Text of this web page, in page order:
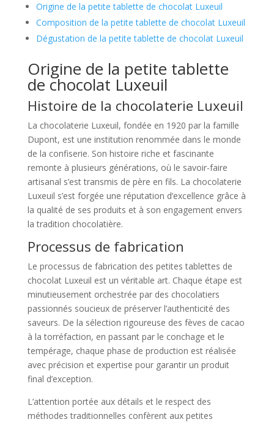
Origine de la petite tablette de chocolat Luxeuil
Composition de la petite tablette de chocolat Luxeuil
Dégustation de la petite tablette de chocolat Luxeuil
Origine de la petite tablette
de chocolat Luxeuil
Histoire de la chocolaterie Luxeuil
La chocolaterie Luxeuil, fondée en 1920 par la famille
Dupont, est une institution renommée dans le monde
de la confiserie. Son histoire riche et fascinante
remonte à plusieurs générations, où le savoir-faire
artisanal s’est transmis de père en fils. La chocolaterie
Luxeuil s’est forgée une réputation d’excellence grâce à
la qualité de ses produits et à son engagement envers
la tradition chocolatière.
Processus de fabrication
Le processus de fabrication des petites tablettes de
chocolat Luxeuil est un véritable art. Chaque étape est
minutieusement orchestrée par des chocolatiers
passionnés soucieux de préserver l’authenticité des
saveurs. De la sélection rigoureuse des fèves de cacao
à la torréfaction, en passant par le conchage et le
tempérage, chaque phase de production est réalisée
avec précision et expertise pour garantir un produit
final d’exception.
L’attention portée aux détails et le respect des
méthodes traditionnelles confèrent aux petites